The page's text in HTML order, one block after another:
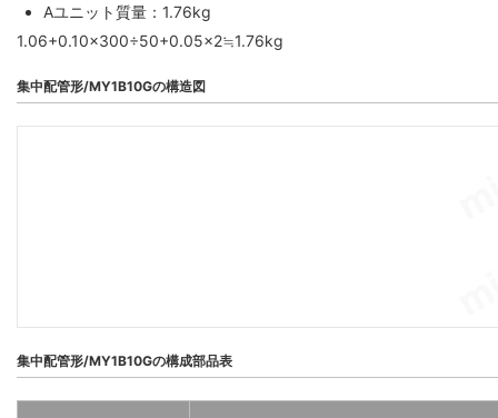
Aユニット質量：1.76kg
1.06+0.10×300÷50+0.05×2≒1.76kg
集中配管形/MY1B10Gの構造図
集中配管形/MY1B10Gの構成部品表